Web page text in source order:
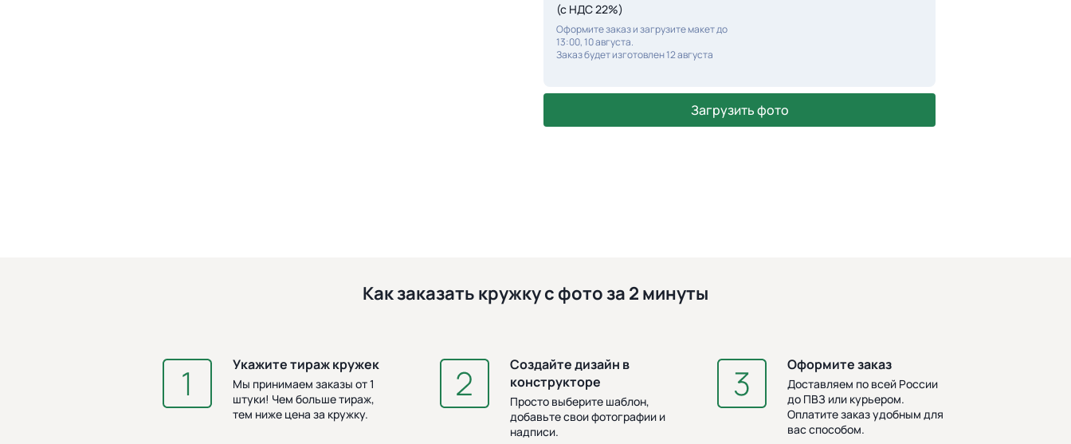
(с НДС 22%)
Оформите заказ и загрузите макет до
13:00, 10 августа.
Заказ будет изготовлен 12 августа
Загрузить фото
Как заказать кружку с фото за 2 минуты
Укажите тираж кружек
Мы принимаем заказы от 1
штуки! Чем больше тираж,
тем ниже цена за кружку.
Создайте дизайн в
конструкторе
Просто выберите шаблон,
добавьте свои фотографии и
надписи.
Оформите заказ
Доставляем по всей России
до ПВЗ или курьером.
Оплатите заказ удобным для
вас способом.